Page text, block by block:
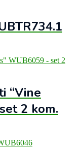
“Vine
2 kom.